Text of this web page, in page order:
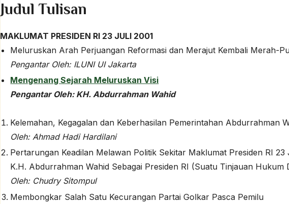
Judul Tulisan
MAKLUMAT PRESIDEN RI 23 JULI 2001
Meluruskan Arah Perjuangan Reformasi dan Merajut Kembali Merah-
Pengantar Oleh: ILUNI UI Jakarta
Mengenang Sejarah Meluruskan Visi
Pengantar Oleh: KH. Abdurrahman Wahid
Kelemahan, Kegagalan dan Keberhasilan Pemerintahan Abdurrahman
Oleh: Ahmad Hadi Hardilani
Pertarungan Keadilan Melawan Politik Sekitar Maklumat Presiden RI
K.H. Abdurrahman Wahid Sebagai Presiden RI (Suatu Tinjauan Hukum
Oleh: Chudry Sitompul
Membongkar Salah Satu Kecurangan Partai Golkar Pasca Pemilu